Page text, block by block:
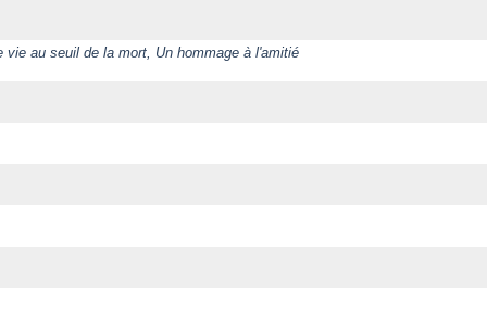
au seuil de la mort, Un hommage à l'amitié